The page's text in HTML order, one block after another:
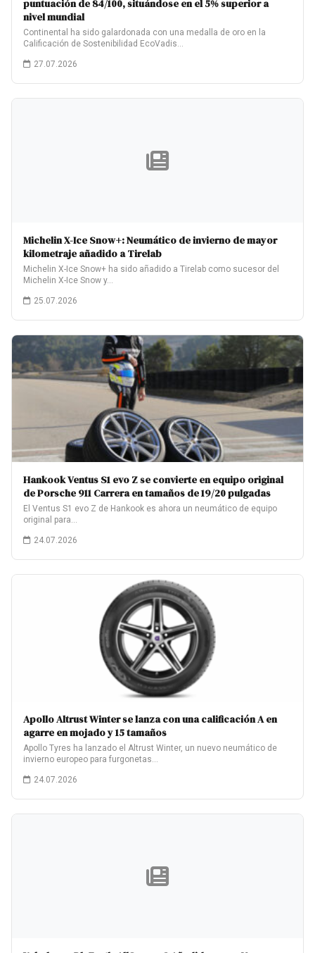
puntuación de 84/100, situándose en el 5% superior a
nivel mundial
Continental ha sido galardonada con una medalla de oro en la
Calificación de Sostenibilidad EcoVadis…
27.07.2026
Michelin X-Ice Snow+: Neumático de invierno de mayor
kilometraje añadido a Tirelab
Michelin X-Ice Snow+ ha sido añadido a Tirelab como sucesor del
Michelin X-Ice Snow y…
25.07.2026
Hankook Ventus S1 evo Z se convierte en equipo original
de Porsche 911 Carrera en tamaños de 19/20 pulgadas
El Ventus S1 evo Z de Hankook es ahora un neumático de equipo
original para…
24.07.2026
Apollo Altrust Winter se lanza con una calificación A en
agarre en mojado y 15 tamaños
Apollo Tyres ha lanzado el Altrust Winter, un nuevo neumático de
invierno europeo para furgonetas…
24.07.2026